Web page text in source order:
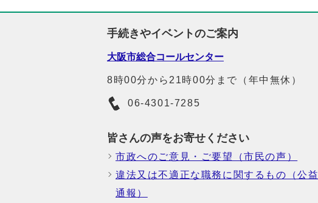
手続きやイベントのご案内
大阪市総合コールセンター
8時00分から21時00分まで（年中無休）
06-4301-7285
皆さんの声をお寄せください
市政へのご意見・ご要望（市民の声）
違法又は不適正な職務に関するもの（公益
通報）